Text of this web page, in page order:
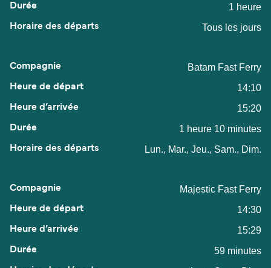
1 heure
Tous les jours
Batam Fast Ferry
14:10
15:20
1 heure 10 minutes
Lun., Mar., Jeu., Sam., Dim.
Majestic Fast Ferry
14:30
15:29
59 minutes